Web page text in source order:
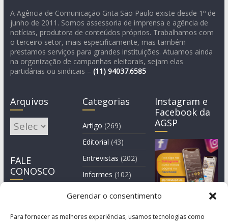
Gerenciar o consentimento
Para fornecer as melhores experiências, usamos tecnologias como
A Agência de Comunicação Grita São Paulo existe desde 1º de
junho de 2011. Somos assessoria de imprensa e agência de
notícias, produtora de conteúdos próprios. Trabalhamos com
o terceiro setor, mais especificamente, mas também
prestamos serviços para grandes instituições. Atuamos ainda
na organização de campanhas eleitorais, sejam elas
partidárias ou sindicais – (11) 94037.6585
Arquivos
Arquivos
FALE
CONOSCO
Categorias
Artigo (269)
Editorial (43)
Entrevistas (202)
Informes (102)
Instagram e
Facebook da
AGSP